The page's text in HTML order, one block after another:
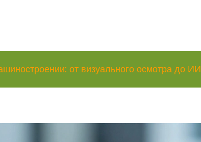
от визуального осмотра до ИИ